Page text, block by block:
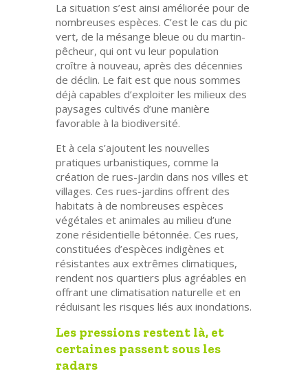
La situation s’est ainsi améliorée pour de
nombreuses espèces. C’est le cas du pic
vert, de la mésange bleue ou du martin-
pêcheur, qui ont vu leur population
croître à nouveau, après des décennies
de déclin. Le fait est que nous sommes
déjà capables d’exploiter les milieux des
paysages cultivés d’une manière
favorable à la biodiversité.
Et à cela s’ajoutent les nouvelles
pratiques urbanistiques, comme la
création de rues-jardin dans nos villes et
villages. Ces rues-jardins offrent des
habitats à de nombreuses espèces
végétales et animales au milieu d’une
zone résidentielle bétonnée. Ces rues,
constituées d’espèces indigènes et
résistantes aux extrêmes climatiques,
rendent nos quartiers plus agréables en
offrant une climatisation naturelle et en
réduisant les risques liés aux inondations.
Les pressions restent là, et
certaines passent sous les
radars